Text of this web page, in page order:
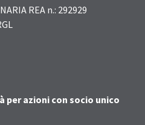
REA n.: 292929
per azioni con socio unico